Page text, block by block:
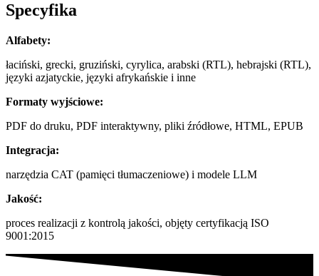
Specyfika
Alfabety:
łaciński, grecki, gruziński, cyrylica, arabski (RTL), hebrajski (RTL),
języki azjatyckie, języki afrykańskie i inne
Formaty wyjściowe:
PDF do druku, PDF interaktywny, pliki źródłowe, HTML, EPUB
Integracja:
narzędzia CAT (pamięci tłumaczeniowe) i modele LLM
Jakość:
proces realizacji z kontrolą jakości, objęty certyfikacją ISO
9001:2015